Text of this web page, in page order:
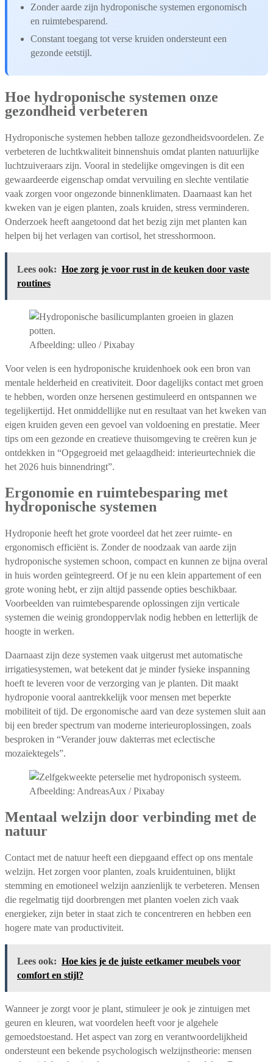
Zonder aarde zijn hydroponische systemen ergonomisch
en ruimtebesparend.
Constant toegang tot verse kruiden ondersteunt een
gezonde eetstijl.
Hoe hydroponische systemen onze
gezondheid verbeteren
Hydroponische systemen hebben talloze gezondheidsvoordelen. Ze
verbeteren de luchtkwaliteit binnenshuis omdat planten natuurlijke
luchtzuiveraars zijn. Vooral in stedelijke omgevingen is dit een
gewaardeerde eigenschap omdat vervuiling en slechte ventilatie
vaak zorgen voor ongezonde binnenklimaten. Daarnaast kan het
kweken van je eigen planten, zoals kruiden, stress verminderen.
Onderzoek heeft aangetoond dat het bezig zijn met planten kan
helpen bij het verlagen van cortisol, het stresshormoon.
Lees ook: Hoe zorg je voor rust in de keuken door vaste
routines
Afbeelding: ulleo / Pixabay
Voor velen is een hydroponische kruidenhoek ook een bron van
mentale helderheid en creativiteit. Door dagelijks contact met groen
te hebben, worden onze hersenen gestimuleerd en ontspannen we
tegelijkertijd. Het onmiddellijke nut en resultaat van het kweken van
eigen kruiden geven een gevoel van voldoening en prestatie. Meer
tips om een gezonde en creatieve thuisomgeving te creëren kun je
ontdekken in “Opgegroeid met gelaagdheid: interieurtechniek die
het 2026 huis binnendringt”.
Ergonomie en ruimtebesparing met
hydroponische systemen
Hydroponie heeft het grote voordeel dat het zeer ruimte- en
ergonomisch efficiënt is. Zonder de noodzaak van aarde zijn
hydroponische systemen schoon, compact en kunnen ze bijna overal
in huis worden geïntegreerd. Of je nu een klein appartement of een
grote woning hebt, er zijn altijd passende opties beschikbaar.
Voorbeelden van ruimtebesparende oplossingen zijn verticale
systemen die weinig grondoppervlak nodig hebben en letterlijk de
hoogte in werken.
Daarnaast zijn deze systemen vaak uitgerust met automatische
irrigatiesystemen, wat betekent dat je minder fysieke inspanning
hoeft te leveren voor de verzorging van je planten. Dit maakt
hydroponie vooral aantrekkelijk voor mensen met beperkte
mobiliteit of tijd. De ergonomische aard van deze systemen sluit aan
bij een breder spectrum van moderne interieuroplossingen, zoals
besproken in “Verander jouw dakterras met eclectische
mozaïektegels”.
Afbeelding: AndreasAux / Pixabay
Mentaal welzijn door verbinding met de
natuur
Contact met de natuur heeft een diepgaand effect op ons mentale
welzijn. Het zorgen voor planten, zoals kruidentuinen, blijkt
stemming en emotioneel welzijn aanzienlijk te verbeteren. Mensen
die regelmatig tijd doorbrengen met planten voelen zich vaak
energieker, zijn beter in staat zich te concentreren en hebben een
hogere mate van productiviteit.
Lees ook: Hoe kies je de juiste eetkamer meubels voor
comfort en stijl?
Wanneer je zorgt voor je plant, stimuleer je ook je zintuigen met
geuren en kleuren, wat voordelen heeft voor je algehele
gemoedstoestand. Het aspect van zorg en verantwoordelijkheid
ondersteunt een bekende psychologisch welzijnstheorie: mensen